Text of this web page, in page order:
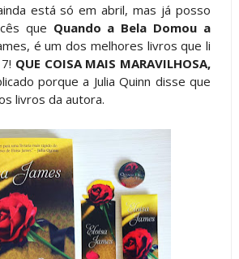
está só em abril, mas já posso
que Quando a Bela Domou a
é um dos melhores livros que li
QUE COISA MAIS MARAVILHOSA,
porque a Julia Quinn disse que
livros da autora.